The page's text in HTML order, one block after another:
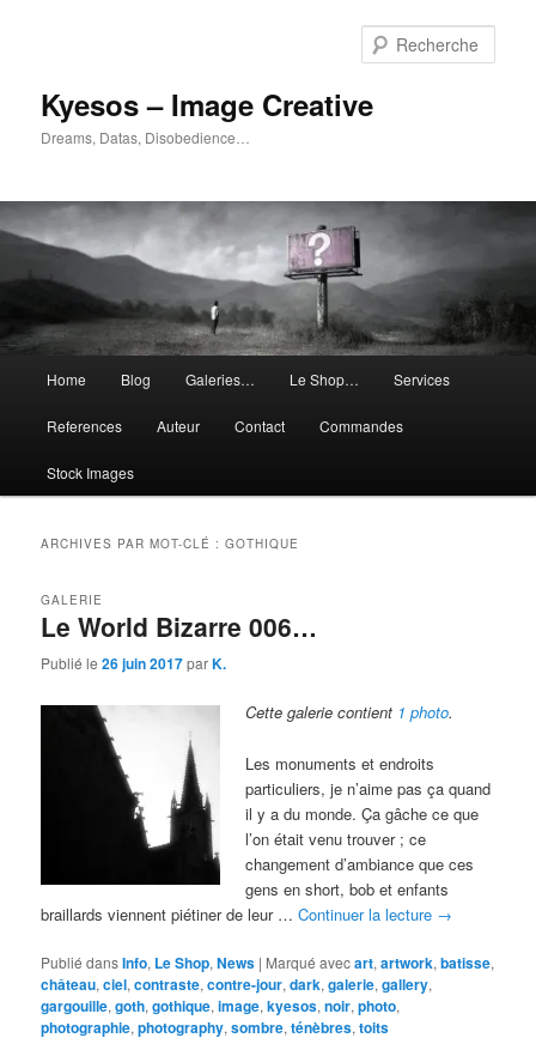
Kyesos – Image Creative
Dreams, Datas, Disobedience…
principal
Home Blog Galeries… Le Shop… Services
References Auteur Contact Commandes
Stock Images
ARCHIVES PAR MOT-CLÉ :GOTHIQUE
Le World Bizarre 006…
GALERIE
Publié le26 juin 2017parK.
Cette galerie contient 1 photo.
Les monuments et endroits
particuliers, je n’aime pas ça quand
il y a du monde. Ça gâche ce que
l’on était venu trouver ; ce
changement d’ambiance que ces
gens en short, bob et enfants
braillards viennent piétiner de leur …Continuer la lecture →
Publié dansInfo, Le Shop,News | Marqué avecart,artwork,batisse,
château,ciel,contraste,contre-jour,dark,galerie,gallery,
gargouille,goth,gothique,image,kyesos,noir,photo,
photographie,photography,sombre,ténèbres,toits